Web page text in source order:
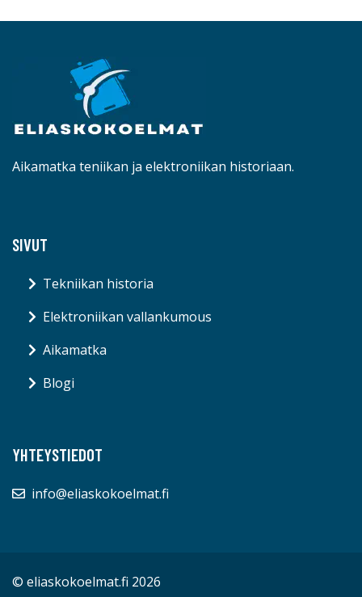
Aikamatka teniikan ja elektroniikan historiaan.
SIVUT
Tekniikan historia
Elektroniikan vallankumous
Aikamatka
Blogi
YHTEYSTIEDOT
info@eliaskokoelmat.fi
© eliaskokoelmat.fi 2026